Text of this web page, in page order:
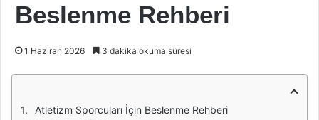
Beslenme Rehberi
1 Haziran 2026 3 dakika okuma süresi
Atletizm Sporcuları İçin Beslenme Rehberi